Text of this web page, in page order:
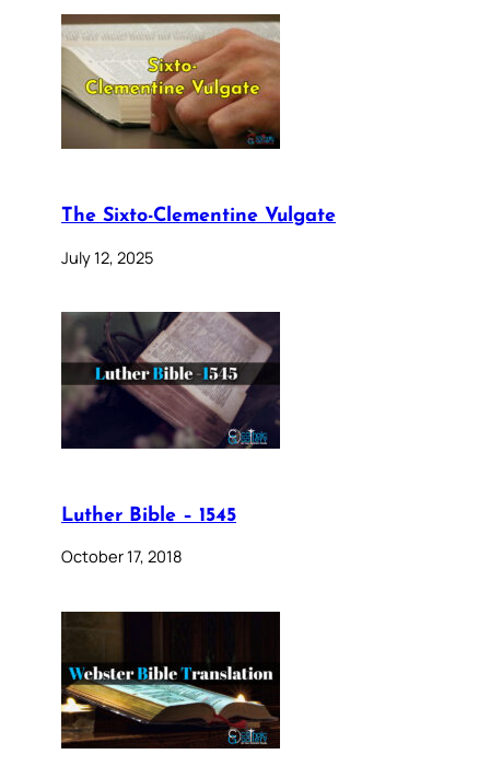
The Sixto-Clementine Vulgate
July 12, 2025
Luther Bible – 1545
October 17, 2018